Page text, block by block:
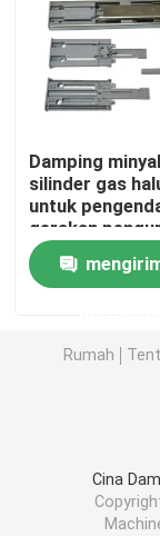
Sonde pogo
Sudut kanan
Pin Pogo
Pemadam
Pin POGO
Konektor Pin
Damping
silinder gas
untuk
gerakan
kebisingan 0-
rentang
Rumah
Cina